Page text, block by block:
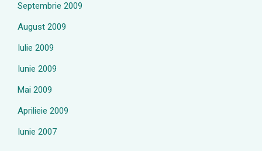
Septembrie 2009
August 2009
Iulie 2009
Iunie 2009
Mai 2009
Aprilieie 2009
Iunie 2007